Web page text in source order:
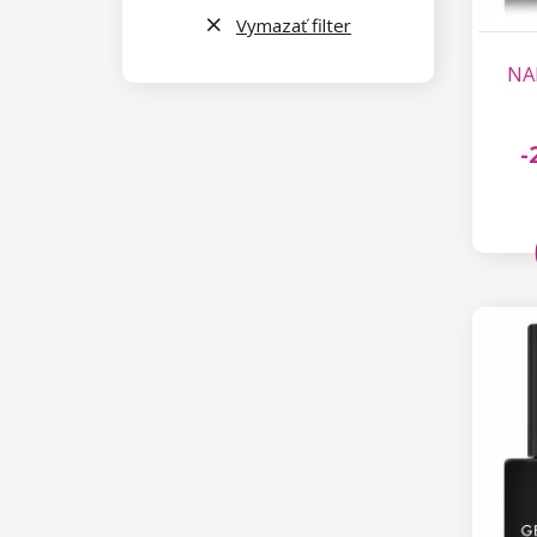
Vymazať filter
-